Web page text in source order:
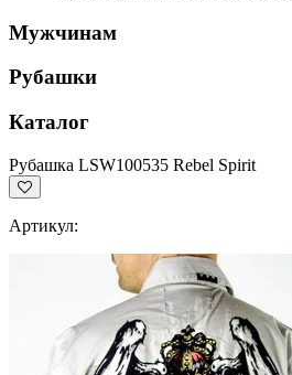
Мужчинам
Рубашки
Каталог
Рубашка LSW100535 Rebel Spirit
Артикул: